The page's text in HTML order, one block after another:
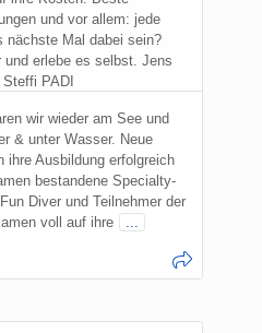
wir wieder am See und
& unter Wasser. Neue
ihre Ausbildung erfolgreich
bestandene Specialty-
Diver und Teilnehmer der
voll auf ihre
...